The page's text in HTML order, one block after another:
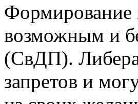
Формирование
возможным и
(СвДП).
запретов и